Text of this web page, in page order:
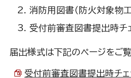
消防用図書（防火対象物
受付前審査図書提出時チ
届出様式は下記のページをご覧
受付前審査図書提出時チ